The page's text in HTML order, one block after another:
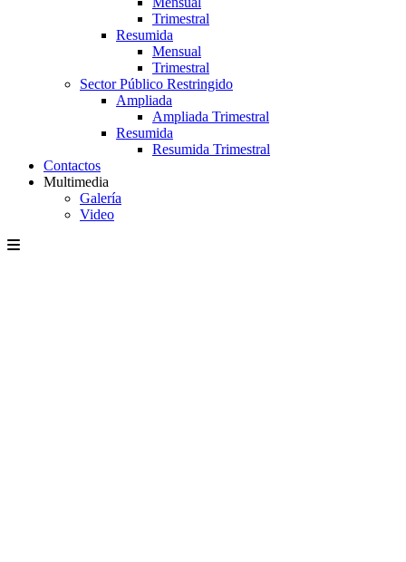
Trimestral
Resumida
Mensual
Trimestral
Sector Público Restringido
Ampliada
Ampliada Trimestral
Resumida
Resumida Trimestral
Contactos
Multimedia
Galería
Video